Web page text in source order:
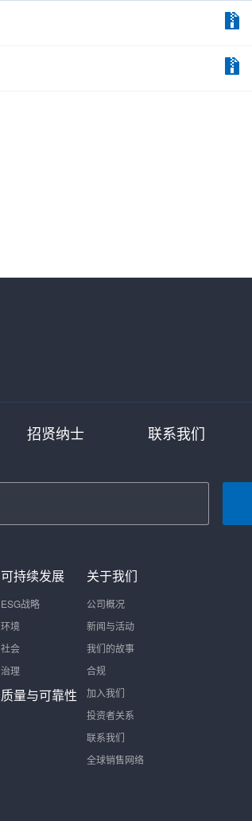
招贤纳士 联系我们
可持续发展
ESG战略
环境
社会
治理
质量与可靠性
关于我们
公司概况
新闻与活动
我们的故事
合规
加入我们
投资者关系
联系我们
全球销售网络